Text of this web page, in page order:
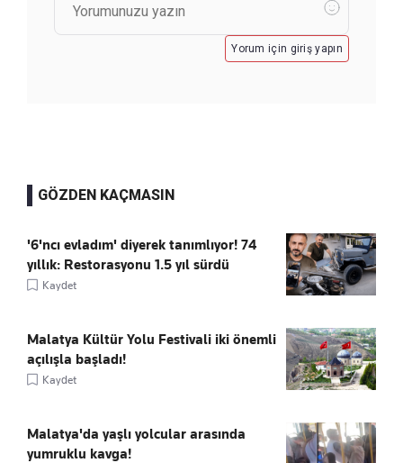
Yorum için giriş yapın
GÖZDEN KAÇMASIN
'6'ncı evladım' diyerek tanımlıyor! 74
yıllık: Restorasyonu 1.5 yıl sürdü
Kaydet
Malatya Kültür Yolu Festivali iki önemli
açılışla başladı!
Kaydet
Malatya'da yaşlı yolcular arasında
yumruklu kavga!